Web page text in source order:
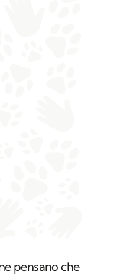
pensano che